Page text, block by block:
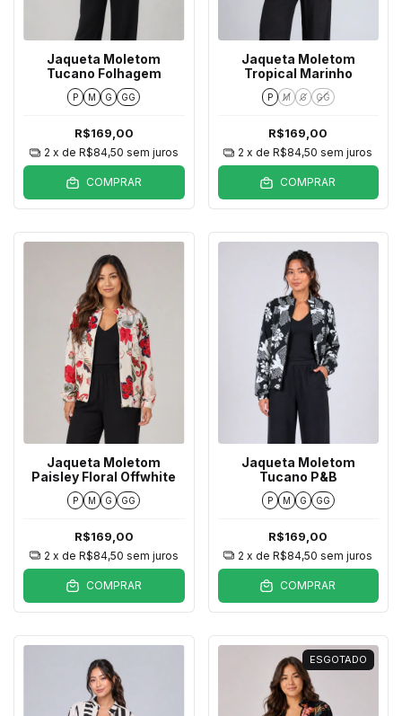
Jaqueta Moletom
Tucano Folhagem
P M G GG
R$169,00
2 x de R$84,50 sem juros
COMPRAR
Jaqueta Moletom
Tropical Marinho
P M G GG
R$169,00
2 x deR$84,50 sem juros
COMPRAR
Jaqueta Moletom
Paisley Floral Offwhite
P M G GG
R$169,00
2 x de R$84,50 sem juros
COMPRAR
Jaqueta Moletom
Tucano P&B
P M G GG
R$169,00
2 x deR$84,50 sem juros
COMPRAR
ESGOTADO